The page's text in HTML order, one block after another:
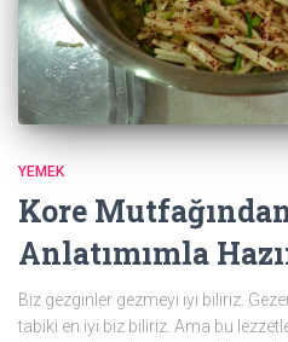
YEMEK
Kore
Anlatımımla
Biz gezginler gezmeyi iyi biliriz.
tabiki en iyi biz biliriz. Ama bu